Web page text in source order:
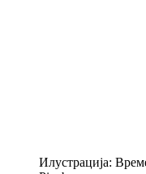
Илустрација: